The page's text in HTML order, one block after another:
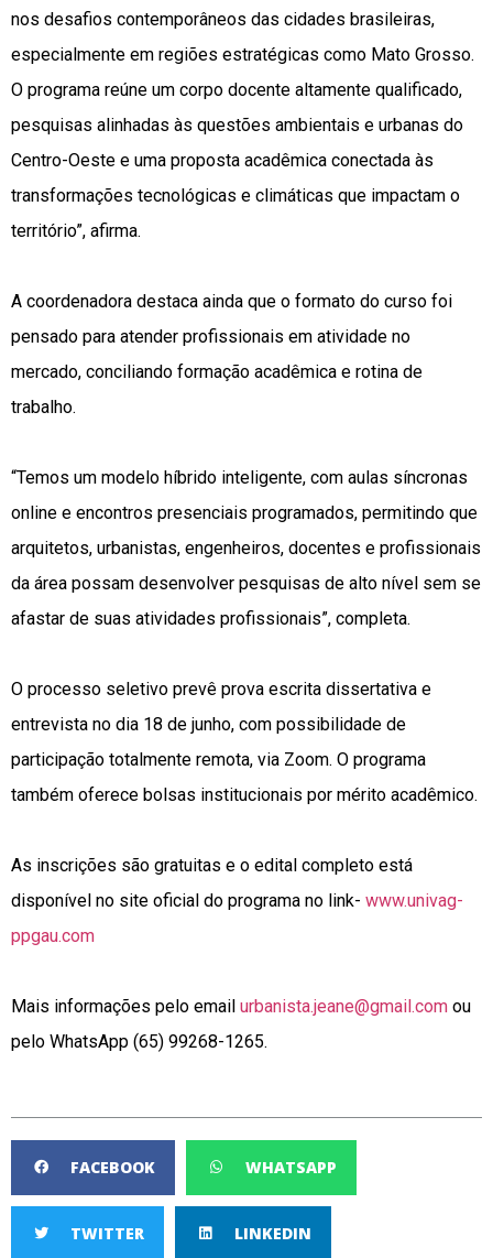
nos desafios contemporâneos das cidades brasileiras,
especialmente em regiões estratégicas como Mato Grosso.
O programa reúne um corpo docente altamente qualificado,
pesquisas alinhadas às questões ambientais e urbanas do
Centro-Oeste e uma proposta acadêmica conectada às
transformações tecnológicas e climáticas que impactam o
território”, afirma.
A coordenadora destaca ainda que o formato do curso foi
pensado para atender profissionais em atividade no
mercado, conciliando formação acadêmica e rotina de
trabalho.
“Temos um modelo híbrido inteligente, com aulas síncronas
online e encontros presenciais programados, permitindo que
arquitetos, urbanistas, engenheiros, docentes e profissionais
da área possam desenvolver pesquisas de alto nível sem se
afastar de suas atividades profissionais”, completa.
O processo seletivo prevê prova escrita dissertativa e
entrevista no dia 18 de junho, com possibilidade de
participação totalmente remota, via Zoom. O programa
também oferece bolsas institucionais por mérito acadêmico.
As inscrições são gratuitas e o edital completo está
disponível no site oficial do programa no link- www.univag-
ppgau.com
Mais informações pelo email urbanista.jeane@gmail.com ou
pelo WhatsApp (65) 99268-1265.
FACEBOOK WHATSAPP
TWITTER LINKEDIN